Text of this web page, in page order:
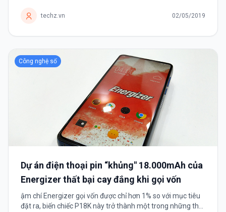
techz.vn 02/05/2019
Công nghệ số
Dự án điện thoại pin “khủng" 18.000mAh của
Energizer thất bại cay đắng khi gọi vốn
ậm chí Energizer gọi vốn được chỉ hơn 1% so với mục tiêu
đặt ra, biến chiếc P18K này trở thành một trong những thất